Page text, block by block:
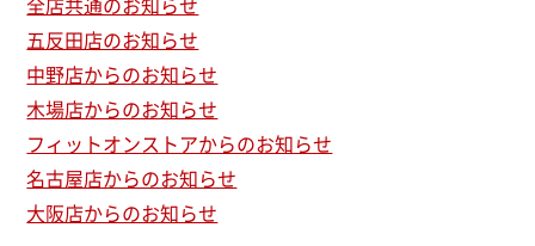
五反田店のお知らせ
中野店からのお知らせ
木場店からのお知らせ
フィットオンストアからのお知らせ
名古屋店からのお知らせ
大阪店からのお知らせ